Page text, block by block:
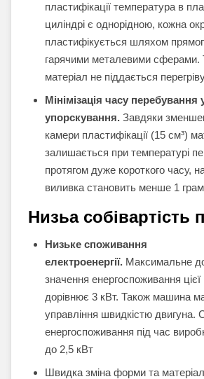
пластифікації температура в
циліндрі є однорідною, кожна
пластифікується шляхом
гарячими металевими сферами.
матеріал не піддається
Мінімізація часу перебування
упорскування. Завдяки
камери пластифікації (15 см³)
залишається при температурі
протягом дуже короткого часу,
виливка становить менше 1
Низьа собівартість
Низьке споживання
електроенергії. Максимальне
значення енергоспоживання
дорівнює 3 кВт. Також машина
управління швидкістю двигуна.
енергоспоживання під час
до 2,5 кВт
Швидка зміна форми та